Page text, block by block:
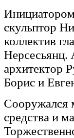
скульптор
коллектив
Нерсесьянц.
архитектор
Борис и
Сооружался
средства и